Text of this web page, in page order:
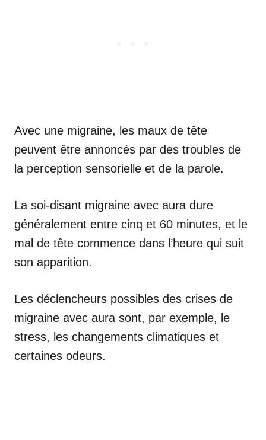
Avec une migraine, les maux de tête
peuvent être annoncés par des troubles de
la perception sensorielle et de la parole.
La soi-disant migraine avec aura dure
généralement entre cinq et 60 minutes, et le
mal de tête commence dans l’heure qui suit
son apparition.
Les déclencheurs possibles des crises de
migraine avec aura sont, par exemple, le
stress, les changements climatiques et
certaines odeurs.